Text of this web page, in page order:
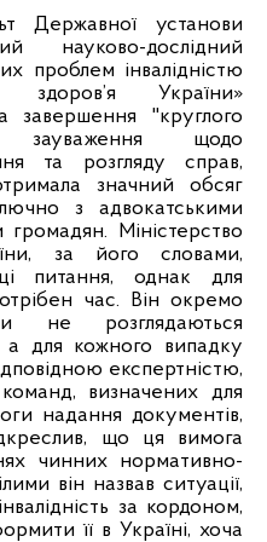
Державної установи
науково-дослідний
проблем інвалідністю
здоров’я України»
завершення "круглого
зауваження щодо
та розгляду справ,
значний обсяг
з адвокатськими
Міністерство
за його словами,
питання, однак для
час. Він окремо
не розглядаються
а для кожного випадку
експертністю,
визначених для
надання документів,
що ця вимога
чинних нормативно-
він назвав ситуації,
за кордоном,
її в Україні, хоча